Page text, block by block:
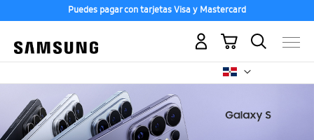
Puedes pagar con tarjetas Visa y Mastercard
Mi carrito